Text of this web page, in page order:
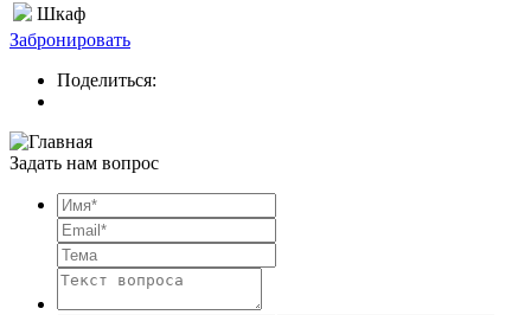
Шкаф
Забронировать
Поделиться:
Задать нам вопрос